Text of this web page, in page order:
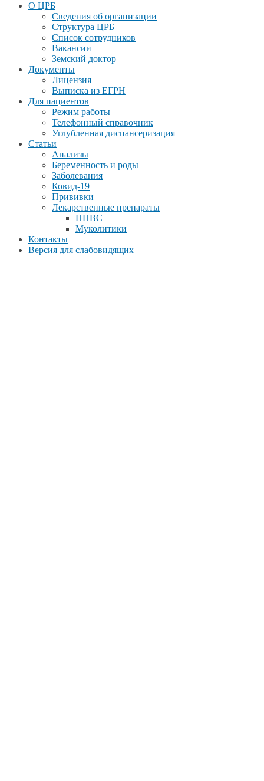
О ЦРБ
Сведения об организации
Структура ЦРБ
Список сотрудников
Вакансии
Земский доктор
Документы
Лицензия
Выписка из ЕГРН
Для пациентов
Режим работы
Телефонный справочник
Углубленная диспансеризация
Статьи
Анализы
Беременность и роды
Заболевания
Ковид-19
Прививки
Лекарственные препараты
НПВС
Муколитики
Контакты
Версия для слабовидящих